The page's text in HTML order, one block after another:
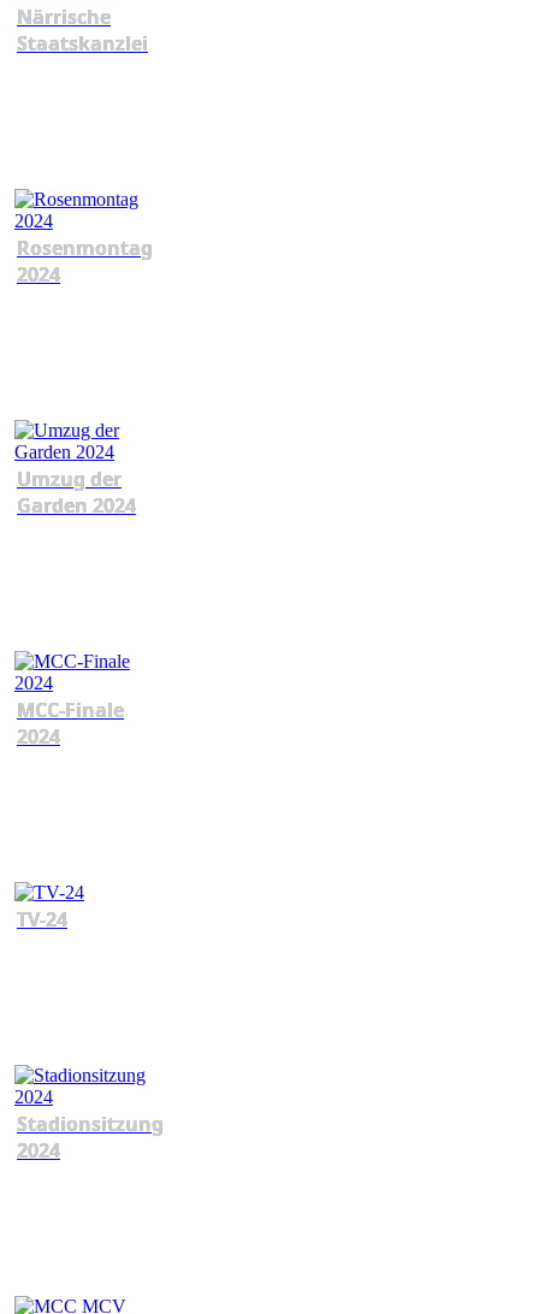
Närrische
Staatskanzlei
Rosenmontag
2024
Umzug der
Garden 2024
MCC-Finale
2024
TV-24
Stadionsitzung
2024